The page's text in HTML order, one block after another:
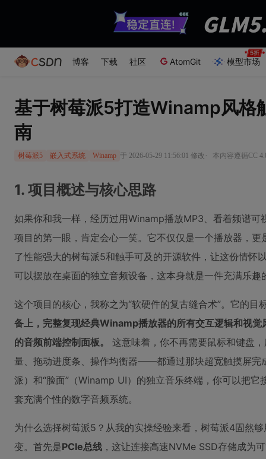
博客 下载 社区 AtomGit 模型市场
基于树莓派5打造Winamp风格
南
树莓派5 嵌入式系统 Winamp 于 2026-05-29 11:56:01 修改 · 本内容遵循CC
1. 项目概述与核心思路
如果你和我一样，经历过用Winamp播放MP3、看着频谱可
项目的第一眼，肯定会心一笑。它不仅仅是一个播放器，
了性能强大的树莓派5和触手可及的开源软件，让这份情怀
可以摆放在桌面的独立音频设备，这本身就是一件充满乐趣
这个项目的核心，我称之为“软硬件的复古缝合术”。它的目
备上，完整复现经典Winamp播放器的所有交互逻辑和视
的音频前端控制面板。
这意味着，你不再需要鼠标和键盘
量、拖动进度条、操作均衡器——都通过那块超宽触摸屏完
派）和“脸面”（Winamp UI）的独立音乐终端，你可以把
套充满个性的数字音频系统。
为什么选择树莓派5？从我的实操经验来看，树莓派4固然
变。首先是PCIe总线 ，这让连接高速NVMe SSD存储成为